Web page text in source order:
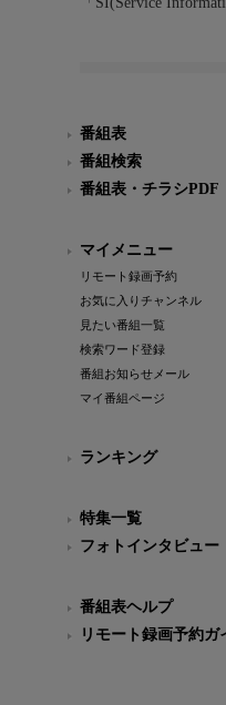
番組表
番組検索
番組表・チラシPDF
マイメニュー
リモート録画予約
お気に入りチャンネル
見たい番組一覧
検索ワード登録
番組お知らせメール
マイ番組ページ
ランキング
特集一覧
フォトインタビュー
番組表ヘルプ
リモート録画予約ガ